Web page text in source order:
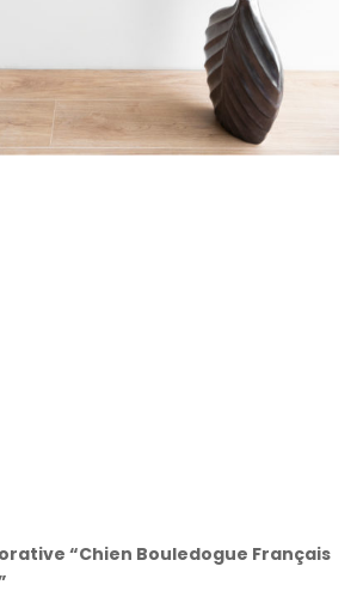
“Chien Bouledogue Français